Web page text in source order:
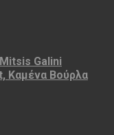
Galini
Καμένα Βούρλα